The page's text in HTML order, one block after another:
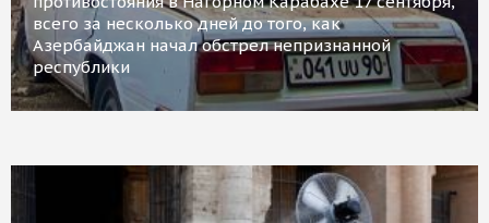
всего за несколько дней до того, как
Азербайджан начал обстрел непризнанной
республики